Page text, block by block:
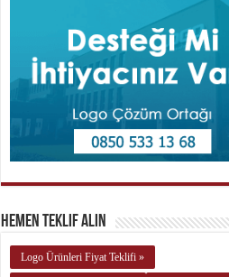
Hemen Teklif Alın
Logo Ürünleri Fiyat Teklifi »